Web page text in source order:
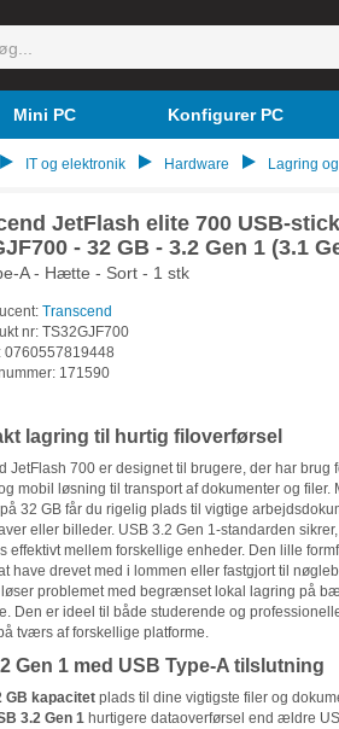
Mini PC Konfigurer PC
IT og elektronik Hardware Lagring
JetFlash elite 700 USB-stick
- 32 GB - 3.2 Gen 1 (3.1
A - Hætte - Sort - 1 stk
Transcend
nr: TS32GJF700
0760557819448
171590
lagring til hurtig filoverførsel
JetFlash 700 er designet til brugere, der har brug
mobil løsning til transport af dokumenter og filer.
32 GB får du rigelig plads til vigtige
eller billeder. USB 3.2 Gen 1-standarden
effektivt mellem forskellige enheder. Den lille
have drevet med i lommen eller fastgjort til
løser problemet med begrænset lokal lagring på
Den er ideel til både studerende og
tværs af forskellige platforme.
Gen 1 med USB Type-A tilslutning
GB kapacitetplads til dine vigtigste filer og
3.2 Gen 1hurtigere dataoverførsel end ældre